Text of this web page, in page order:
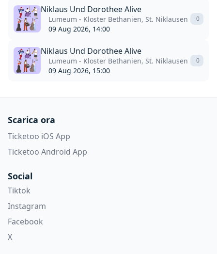
Niklaus Und Dorothee Alive
Lumeum - Kloster Bethanien, St. Niklausen
09 Aug 2026, 14:00
0
Niklaus Und Dorothee Alive
Lumeum - Kloster Bethanien, St. Niklausen
09 Aug 2026, 15:00
0
Scarica ora
Ticketoo iOS App
Ticketoo Android App
Social
Tiktok
Instagram
Facebook
X